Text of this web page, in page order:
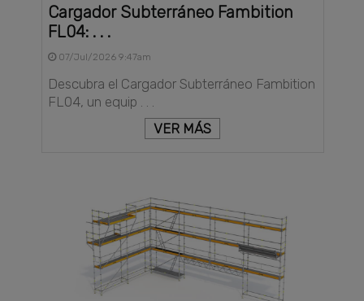
Cargador Subterráneo Fambition
FL04: . . .
07/Jul/2026 9:47am
Descubra el Cargador Subterráneo Fambition
FL04, un equip . . .
VER MÁS